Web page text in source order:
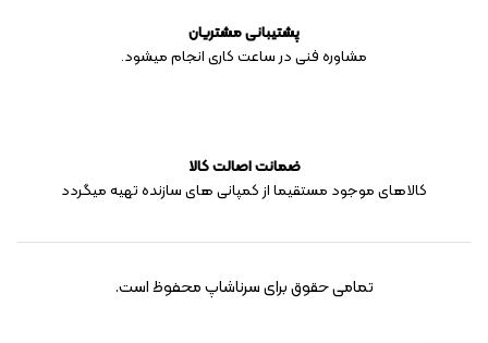
پشتیبانی مشتریان
مشاوره فنی در ساعت کاری انجام میشود.
ضمانت اصالت کالا
کالاهای موجود مستقیما از کمپانی های سازنده تهیه میگردد
تمامی حقوق برای سرناشاپ محفوظ است.